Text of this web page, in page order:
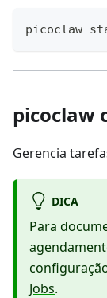
picoclaw
picoclaw
Gerencia
DICA
Para
Jobs.